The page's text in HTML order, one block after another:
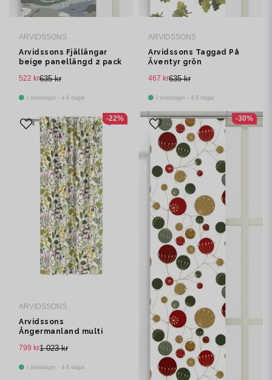
ARVIDSSONS
Arvidssons Fjällängar
beige panellängd 2 pack
635 kr
522 kr
I webblager - 4-8 dagar
ARVIDSSONS
Arvidssons Taggad På
Äventyr grön
635 kr
467 kr
I webblager - 4-8 dagar
ARVIDSSONS
Arvidssons
Ångermanland multi
1 023 kr
799 kr
I webblager - 4-8 dagar
-22% -30%